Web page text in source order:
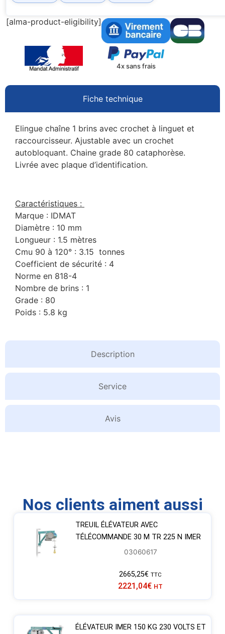
[alma-product-eligibility]
4x sans frais
Fiche technique
Description
Service
Avis
Elingue chaîne 1 brins avec crochet à linguet et
raccourcisseur. Ajustable avec un crochet
autobloquant. Chaine grade 80 cataphorèse.
Livrée avec plaque d’identification.
Caractéristiques :
Marque : IDMAT
Diamètre : 10 mm
Longueur : 1.5 mètres
Cmu 90 à 120° : 3.15 tonnes
Coefficient de sécurité : 4
Norme en 818-4
Nombre de brins : 1
Grade : 80
Poids : 5.8 kg
Nos clients aiment aussi
TREUIL ÉLÉVATEUR AVEC
TÉLÉCOMMANDE 30 M TR 225 N IMER
03060617
2665,25€ TTC
2221,04€ HT
ÉLÉVATEUR IMER 150 KG 230 VOLTS ET